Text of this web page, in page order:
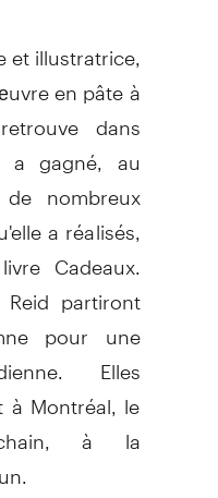
et illustratrice,
en pâte à
dans
a gagné, au
nombreux
a réalisés,
Cadeaux.
Reid partiront
pour une
Elles
Montréal, le
à la